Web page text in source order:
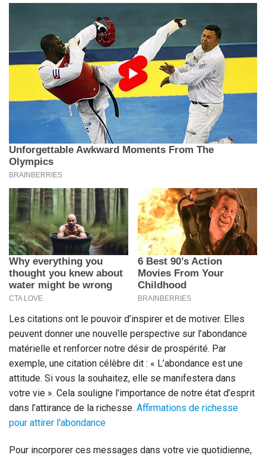
Les citations ont le pouvoir d’inspirer et de motiver. Elles
peuvent donner une nouvelle perspective sur l’abondance
matérielle et renforcer notre désir de prospérité. Par
exemple, une citation célèbre dit : « L’abondance est une
attitude. Si vous la souhaitez, elle se manifestera dans
votre vie ». Cela souligne l’importance de notre état d’esprit
dans l’attirance de la richesse. Affirmations de richesse
pour attirer l'abondance
Pour incorporer ces messages dans votre vie quotidienne,